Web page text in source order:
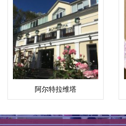
阿尔特拉维塔